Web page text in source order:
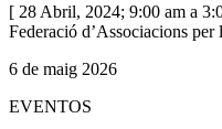
[ 28 Abril, 2024; 9:00 am a
Federació d’Associacions
6 de maig 2026
EVENTOS